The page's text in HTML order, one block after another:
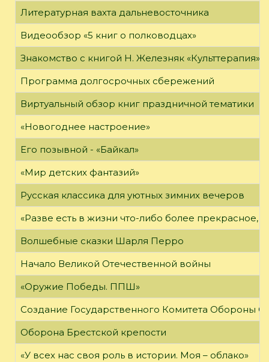
Литературная вахта дальневосточника
Видеообзор «5 книг о полководцах»
Знакомство с книгой Н. Железняк «Культтерапия»
Программа долгосрочных сбережений
Виртуальный обзор книг праздничной тематики
«Новогоднее настроение»
Его позывной - «Байкал»
«Мир детских фантазий»
Русская классика для уютных зимних вечеров
«Разве есть в жизни что-либо более прекрасное,
Волшебные сказки Шарля Перро
Начало Великой Отечественной войны
«Оружие Победы. ППШ»
Создание Государственного Комитета Обороны
Оборона Брестской крепости
«У всех нас своя роль в истории. Моя – облако»